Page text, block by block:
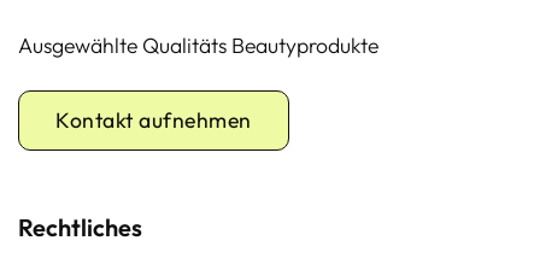
Ausgewählte Qualitäts Beautyprodukte
Kontakt aufnehmen
Rechtliches